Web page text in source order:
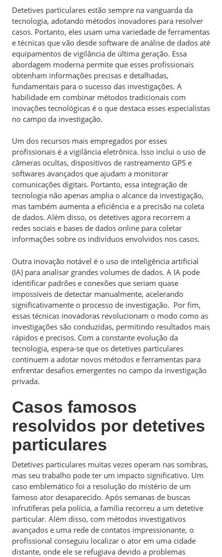
Detetives particulares estão sempre na vanguarda da
tecnologia, adotando métodos inovadores para resolver
casos. Portanto, eles usam uma variedade de ferramentas
e técnicas que vão desde software de análise de dados até
equipamentos de vigilância de última geração. Essa
abordagem moderna permite que esses profissionais
obtenham informações precisas e detalhadas,
fundamentais para o sucesso das investigações. A
habilidade em combinar métodos tradicionais com
inovações tecnológicas é o que destaca esses especialistas
no campo da investigação.
Um dos recursos mais empregados por esses
profissionais é a vigilância eletrônica. Isso inclui o uso de
câmeras ocultas, dispositivos de rastreamento GPS e
softwares avançados que ajudam a monitorar
comunicações digitais. Portanto, essa integração de
tecnologia não apenas amplia o alcance da investigação,
mas também aumenta a eficiência e a precisão na coleta
de dados. Além disso, os detetives agora recorrem a
redes sociais e bases de dados online para coletar
informações sobre os indivíduos envolvidos nos casos.
Outra inovação notável é o uso de inteligência artificial
(IA) para analisar grandes volumes de dados. A IA pode
identificar padrões e conexões que seriam quase
impossíveis de detectar manualmente, acelerando
significativamente o processo de investigação. Por fim,
essas técnicas inovadoras revolucionam o modo como as
investigações são conduzidas, permitindo resultados mais
rápidos e precisos. Com a constante evolução da
tecnologia, espera-se que os detetives particulares
continuem a adotar novos métodos e ferramentas para
enfrentar desafios emergentes no campo da investigação
privada.
Casos famosos
resolvidos por detetives
particulares
Detetives particulares muitas vezes operam nas sombras,
mas seu trabalho pode ter um impacto significativo. Um
caso emblemático foi a resolução do mistério de um
famoso ator desaparecido. Após semanas de buscas
infrutíferas pela polícia, a família recorreu a um detetive
particular. Além disso, com métodos investigativos
avançados e uma rede de contatos impressionante, o
profissional conseguiu localizar o ator em uma cidade
distante, onde ele se refugiava devido a problemas